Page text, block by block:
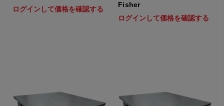
ログインして価格を確認する
Fisher
ログインして価格を確認する